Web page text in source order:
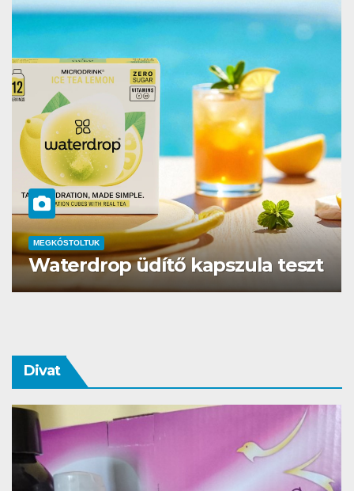
MEGKÓSTOLTUK
Teszteltük a Dr. Greek-et: Óriási
girosz és kellemes kerthelyiség
Csepel szívében
Divat